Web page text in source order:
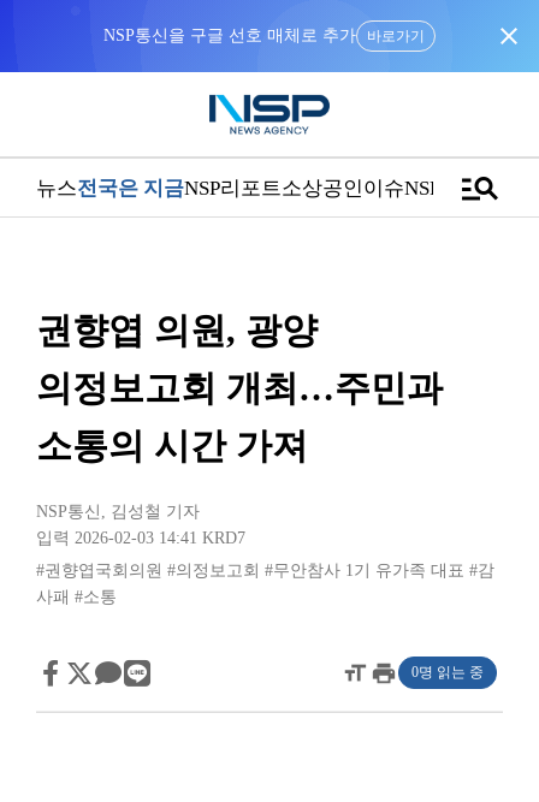
NSP통신을 구글 선호 매체로 추가 바로가기 close
뉴스전국은 지금NSP리포트소상공인이슈NSPTVmanage_search
권향엽 의원, 광양
의정보고회 개최…주민과
소통의 시간 가져
NSP통신 , 김성철 기자
입력 2026-02-03 14:41 KRD7
#권향엽국회의원 #의정보고회 #무안참사 1기 유가족 대표 #감
사패 #소통
format_sizeprint 0명 읽는 중